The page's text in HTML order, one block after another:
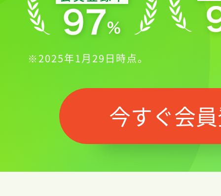
※2025年1月29日時点。
今すぐ会